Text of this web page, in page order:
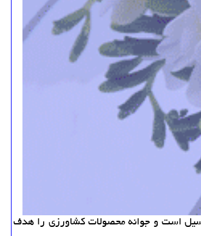
است و جوانه محصولات كشاورزی را هدف